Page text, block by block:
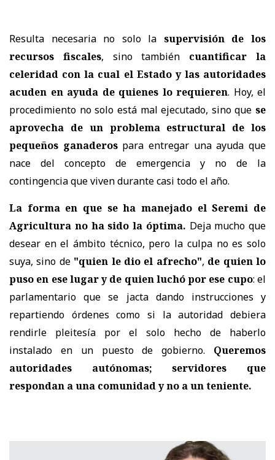
Resulta necesaria no solo la supervisión de los
recursos fiscales, sino también cuantificar la
celeridad con la cual el Estado y las autoridades
acuden en ayuda de quienes lo requieren. Hoy, el
procedimiento no solo está mal ejecutado, sino que se
aprovecha de un problema estructural de los
pequeños ganaderospara entregar una ayuda que
nace del concepto de emergencia y no de la
contingencia que viven durante casi todo el año.
La forma en que se ha manejado el Seremi de
Agricultura no ha sido la óptima. Deja mucho que
desear en el ámbito técnico, pero la culpa no es solo
suya, sino de "quien le dio el afrecho", de quien lo
puso en ese lugar y de quien luchó por ese cupo: el
parlamentario que se jacta dando instrucciones y
repartiendo órdenes como si la autoridad debiera
rendirle pleitesía por el solo hecho de haberlo
instalado en un puesto de gobierno. Queremos
autoridades autónomas; servidores que
respondan a una comunidad y no a un teniente.